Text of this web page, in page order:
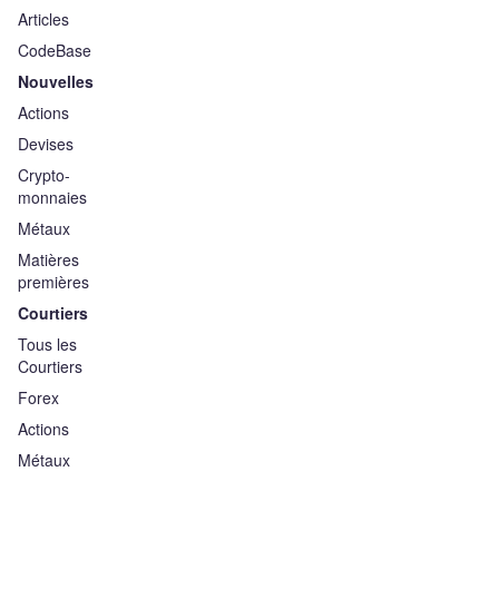
Articles
CodeBase
Nouvelles
Actions
Devises
Crypto-
monnaies
Métaux
Matières
premières
Courtiers
Tous les
Courtiers
Forex
Actions
Métaux